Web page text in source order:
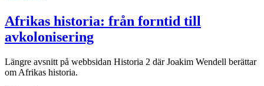
Afrikas historia: från forntid till
avkolonisering
Längre avsnitt på webbsidan Historia 2 där Joakim Wendell berättar
om Afrikas historia.